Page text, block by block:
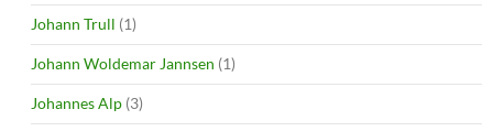
Johann Trull (1)
Johann Woldemar Jannsen (1)
Johannes Alp (3)